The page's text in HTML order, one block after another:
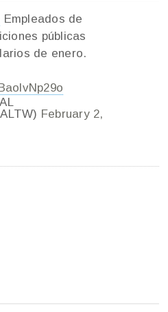
Empleados de
públicas
de enero.
February 2,